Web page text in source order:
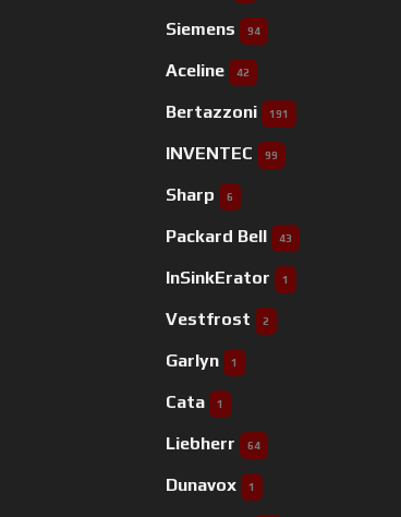
Siemens 94
Aceline 42
Bertazzoni 191
INVENTEC 99
Sharp 6
Packard Bell 43
InSinkErator 1
Vestfrost 2
Garlyn 1
Cata 1
Liebherr 64
Dunavox 1